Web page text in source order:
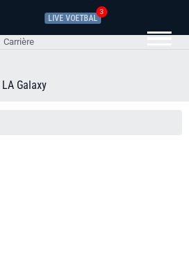
LIVE VOETBAL
3
Carrière
LA Galaxy